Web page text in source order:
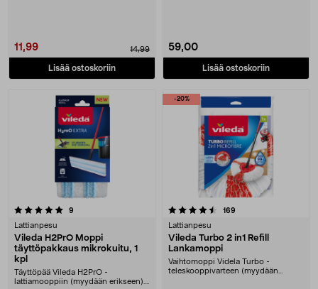
11,99 14,99
Lisää ostoskoriin
59,00
Lisää ostoskoriin
9
Lattianpesu
Vileda H2PrO Moppi
täyttöpakkaus mikrokuitu, 1
kpl
Täyttöpää Vileda H2PrO -
lattiamooppiin (myydään erikseen).
-20%
4.5 viidestä tähdestä 169
Lattianpesu
Vileda Turbo 2 in1 Refill
Lankamoppi
Vaihtomoppi Videla Turbo -
teleskooppivarteen (myydään